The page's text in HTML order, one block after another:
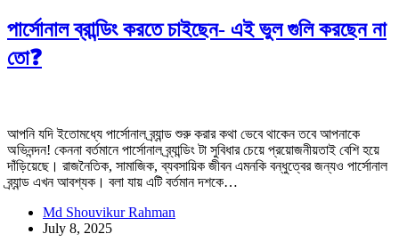
পার্সোনাল ব্রান্ডিং করতে চাইছেন- এই ভুল গুলি করছেন না
তো❓
আপনি যদি ইতোমধ্যে পার্সোনাল ব্র্যান্ড শুরু করার কথা ভেবে থাকেন তবে আপনাকে
অভিনন্দন! কেননা বর্তমানে পার্সোনাল ব্র্যান্ডিং টা সুবিধার চেয়ে প্রয়োজনীয়তাই বেশি হয়ে
দাঁড়িয়েছে। রাজনৈতিক, সামাজিক, ব্যবসায়িক জীবন এমনকি বন্ধুত্বের জন্যও পার্সোনাল
ব্র্যান্ড এখন আবশ্যক। বলা যায় এটি বর্তমান দশকে…
Md Shouvikur Rahman
July 8, 2025